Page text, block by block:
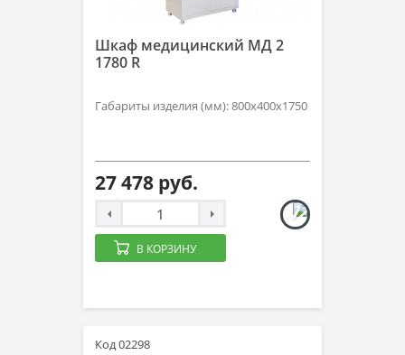
Шкаф медицинский МД 2
1780 R
Габариты изделия (мм): 800х400х1750
27 478 руб.
В КОРЗИНУ
Код 02298